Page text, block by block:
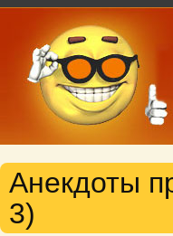
Анекдоты
3)